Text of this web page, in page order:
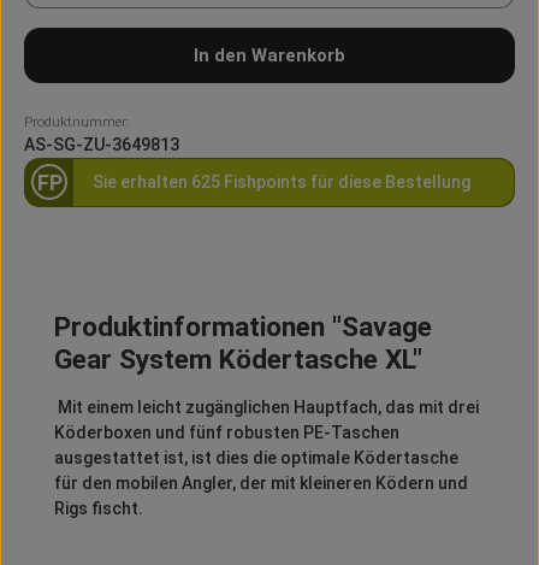
In den Warenkorb
Produktnummer:
AS-SG-ZU-3649813
FP Sie erhalten 625 Fishpoints für diese Bestellung
Produktinformationen "Savage
Gear System Ködertasche XL"
Mit einem leicht zugänglichen Hauptfach, das mit drei
Köderboxen und fünf robusten PE-Taschen
ausgestattet ist, ist dies die optimale Ködertasche
für den mobilen Angler, der mit kleineren Ködern und
Rigs fischt.